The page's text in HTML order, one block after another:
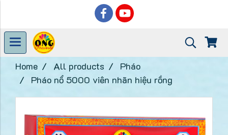
Home All products
Pháo
Pháo nổ 5000 viên nhãn hiệu rồng